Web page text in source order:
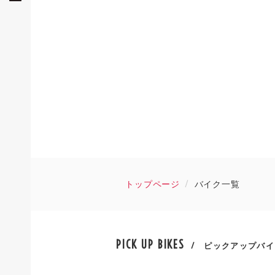
トップページ バイク一覧
PICK UP BIKES / ピックアップバ